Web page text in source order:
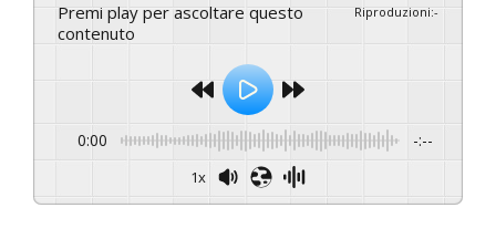
Premi play per ascoltare questo
contenuto
Riproduzioni:-
0:00 -:--
1x